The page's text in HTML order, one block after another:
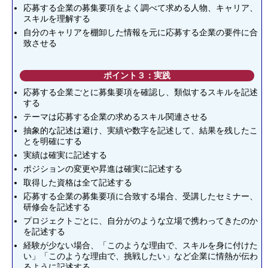
応募する企業の募集要項をよく調べて求める人物、キャリア、
スキルを理解する
自分のキャリアを棚卸した情報を元に応募する企業の要件に合
致させる
ポイント３：実践
応募する企業ごとに募集要項を確認し、類似するスキルを記述
する
テーマは応募する企業の求めるスキル関連させる
抽象的な記述は避け、実績や数字を記述して、結果を残したこ
とを明確にする
実績は確実に記述する
ポジションの変更や昇進は確実に記述する
取得した資格は全て記述する
応募する企業の募集要項に合致する場合、受講したセミナー、
研修会を記述する
プロジェクトごとに、自分がのような立場で携わってきたのか
を記述する
経験が少ない場合、「このような理由で、スキルを身に付けた
い」「このような理由で、挑戦したい」など企業に情熱が伝わ